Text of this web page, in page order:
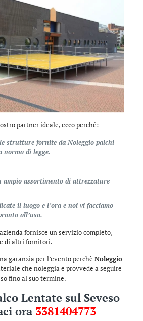
partner ideale, ecco perché:
strutture fornite da Noleggio palchi
norma di legge.
ampio assortimento di attrezzature
il luogo e l’ora e noi vi facciamo
all’uso.
fornisce un servizio completo,
di altri fornitori.
garanzia per l’evento perchè Noleggio
che noleggia e provvede a seguire
fino al suo termine.
Lentate sul Seveso
ora 3381404773